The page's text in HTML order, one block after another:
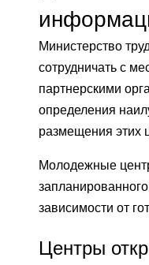
Министерство
сотрудничать с
партнерскими
определения
размещения этих
Молодежные
зависимости от
Центры